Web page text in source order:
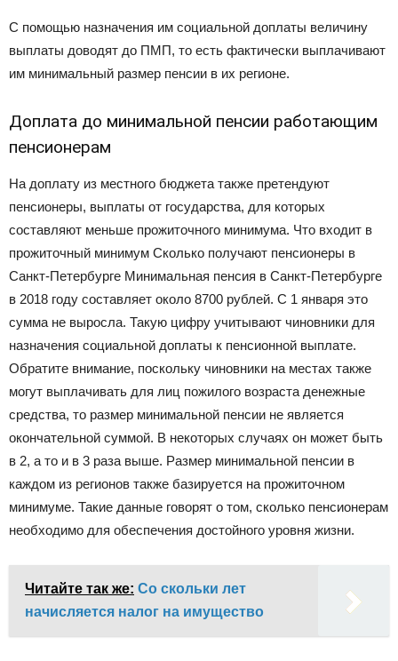
С помощью назначения им социальной доплаты величину
выплаты доводят до ПМП, то есть фактически выплачивают
им минимальный размер пенсии в их регионе.
Доплата до минимальной пенсии работающим
пенсионерам
На доплату из местного бюджета также претендуют
пенсионеры, выплаты от государства, для которых
составляют меньше прожиточного минимума. Что входит в
прожиточный минимум Сколько получают пенсионеры в
Санкт-Петербурге Минимальная пенсия в Санкт-Петербурге
в 2018 году составляет около 8700 рублей. С 1 января это
сумма не выросла. Такую цифру учитывают чиновники для
назначения социальной доплаты к пенсионной выплате.
Обратите внимание, поскольку чиновники на местах также
могут выплачивать для лиц пожилого возраста денежные
средства, то размер минимальной пенсии не является
окончательной суммой. В некоторых случаях он может быть
в 2, а то и в 3 раза выше. Размер минимальной пенсии в
каждом из регионов также базируется на прожиточном
минимуме. Такие данные говорят о том, сколько пенсионерам
необходимо для обеспечения достойного уровня жизни.
Читайте так же: Со скольки лет
начисляется налог на имущество